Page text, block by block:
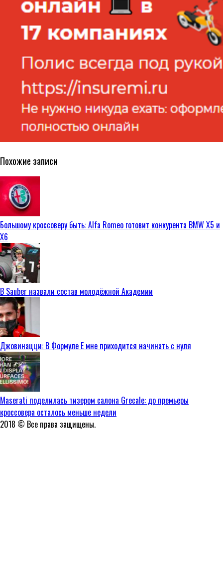
Похожие записи
Большому кроссоверу быть: Alfa Romeo готовит конкурента BMW X5 и
X6
В Sauber назвали состав молодёжной Академии
Джовинацци: В Формуле E мне приходится начинать с нуля
Maserati поделилась тизером салона Grecale: до премьеры
кроссовера осталось меньше недели
2018 © Все права защищены.